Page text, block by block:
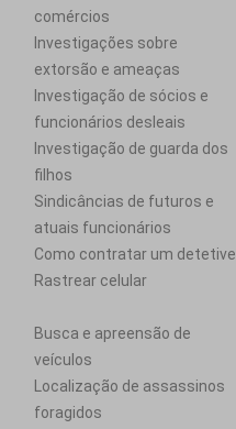
comércios
Investigações sobre
extorsão e ameaças
Investigação de sócios e
funcionários desleais
Investigação de guarda dos
filhos
Sindicâncias de futuros e
atuais funcionários
Como contratar um detetive
Rastrear celular
Busca e apreensão de
veículos
Localização de assassinos
foragidos